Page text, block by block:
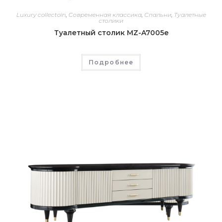
Luxury collectoin, Современная классика, Спальни, Туалетные
столики
Туалетный столик MZ-A7005e
Подробнее